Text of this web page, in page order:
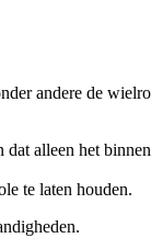
andere de
alleen het
te laten houden.